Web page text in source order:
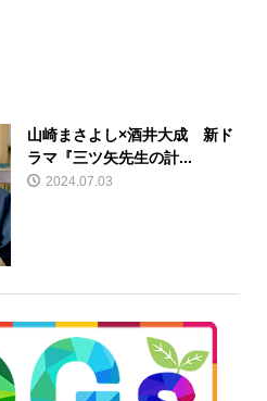
山崎まさよし×酒井大成 新ド
ラマ『三ツ⽮先⽣の計...
2024.07.03